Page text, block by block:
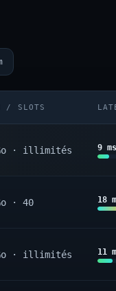
/ SLOTS
· illimités 9 ms
· 40 18
· illimités 11